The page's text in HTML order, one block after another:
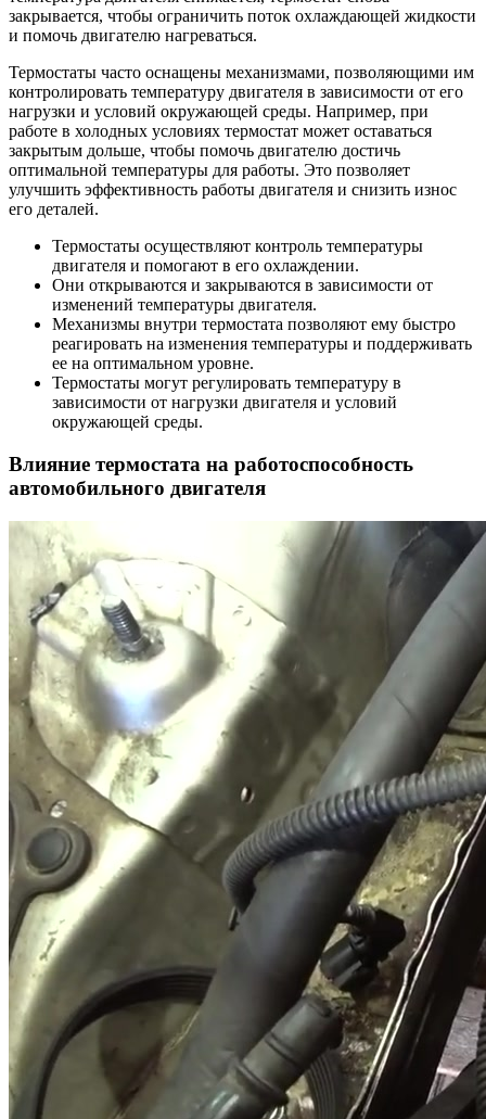
закрывается, чтобы ограничить поток охлаждающей жидкости
и помочь двигателю нагреваться.
Термостаты часто оснащены механизмами, позволяющими им
контролировать температуру двигателя в зависимости от его
нагрузки и условий окружающей среды. Например, при
работе в холодных условиях термостат может оставаться
закрытым дольше, чтобы помочь двигателю достичь
оптимальной температуры для работы. Это позволяет
улучшить эффективность работы двигателя и снизить износ
его деталей.
Термостаты осуществляют контроль температуры
двигателя и помогают в его охлаждении.
Они открываются и закрываются в зависимости от
изменений температуры двигателя.
Механизмы внутри термостата позволяют ему быстро
реагировать на изменения температуры и поддерживать
ее на оптимальном уровне.
Термостаты могут регулировать температуру в
зависимости от нагрузки двигателя и условий
окружающей среды.
Влияние термостата на работоспособность
автомобильного двигателя